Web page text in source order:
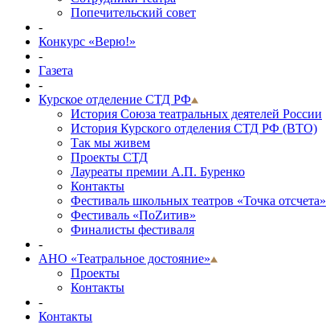
Попечительский совет
-
Конкурс «Верю!»
-
Газета
-
Курское отделение СТД РФ
История Союза театральных деятелей России
История Курского отделения СТД РФ (ВТО)
Так мы живем
Проекты СТД
Лауреаты премии А.П. Буренко
Контакты
Фестиваль школьных театров «Точка отсчета»
Фестиваль «ПоZитив»
Финалисты фестиваля
-
АНО «Театральное достояние»
Проекты
Контакты
-
Контакты